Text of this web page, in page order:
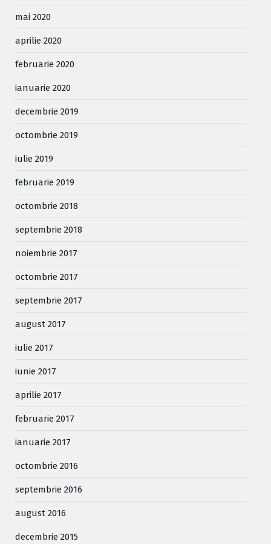
mai 2020
aprilie 2020
februarie 2020
ianuarie 2020
decembrie 2019
octombrie 2019
iulie 2019
februarie 2019
octombrie 2018
septembrie 2018
noiembrie 2017
octombrie 2017
septembrie 2017
august 2017
iulie 2017
iunie 2017
aprilie 2017
februarie 2017
ianuarie 2017
octombrie 2016
septembrie 2016
august 2016
decembrie 2015